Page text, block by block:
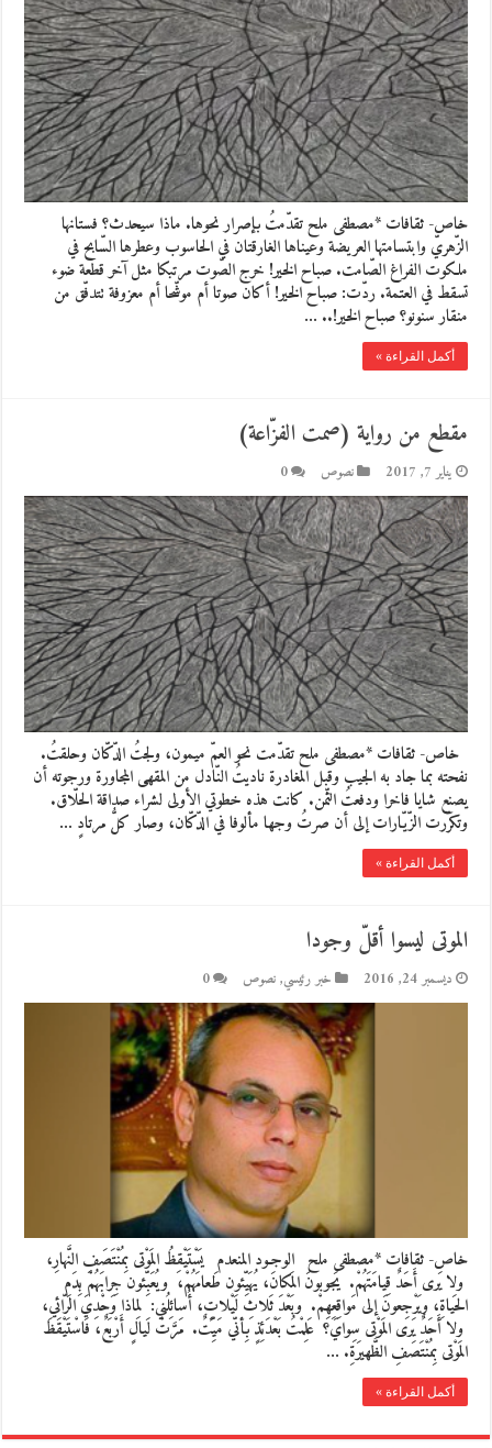
خاص- ثقافات *مصطفى ملح تقدّمتُ بإصرار نحوها. ماذا سيحدث؟ فستانها
الزّهريّ وابتسامتها العريضة وعيناها الغارقتان في الحاسوب وعطرها السّابح في
ملكوت الفراغ الصّامت. صباح الخير! خرج الصّوت مرتبكا مثل آخر قطعة ضوء
تسقط في العتمة. ردّت: صباح الخير! أكان صوتا أم موشّحا أم معزوفة تتدفّق من
منقار سنونو؟ صباح الخير!.. …
أكمل القراءة »
مقطع من رواية (صمت الفزّاعة)
يناير 7, 2017 نصوص 0
خاص- ثقافات *مصطفى ملح تقدّمت نحو العمّ ميمون، ولجتُ الدّكّان وحلقتُ.
نفحته بما جاد به الجيب وقبل المغادرة ناديتُ النّادل من المقهى المجاورة ورجوته أن
يصنع شايا فاخرا ودفعتُ الثّمن. كانت هذه خطوتي الأولى لشراء صداقة الحلّاق.
وتكرّرت الزّيّارات إلى أن صرتُ وجها مألوفا في الدّكّان، وصار كلُّ مرتادٍ …
أكمل القراءة »
الموتى ليسوا أقلّ وجودا
ديسمبر 24, 2016 خبر رئيسي,نصوص 0
خاص- ثقافات *مصطفى ملح الوجـود المنعدم يَسْتَيْقِظُ المَوْتى بِمُنْتَصَفِ النَّهارِ،
ولا يَرى أَحَدٌ قِيامَتَهُمْ. يَجوبونَ المَكانَ، يُهَيِّئون طَعامَهُمْ، ويُعَبِّئون جِرابَهُمْ بِدَمِ
الحَياةِ، ويَرْجِعونَ إلى مَواقِعِهِمْ. وبَعْدَ ثَلاثِ لَيْلاتٍ، أُسائِلُني: لِماذا وَحْدِيَ الرّائي،
ولا أَحَدٌ يَرى المَوْتى سِوايَ؟ عَلِمْتُ بَعْدَئِذٍ بِأنّي مَيِّتٌ. مَرَّتْ لَيالٍ أَرْبَعٌ، فَاسْتَيْقَظَ
المَوْتى بِمُنْتَصَفِ الظَّهيرَةِ. …
أكمل القراءة »